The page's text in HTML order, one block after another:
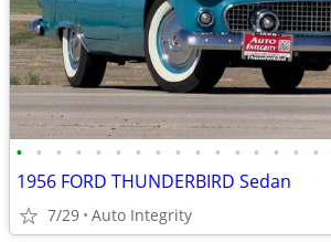
• • • • • • • • • • • • • • • •
1956 FORD THUNDERBIRD Sedan
7/29 Auto Integrity